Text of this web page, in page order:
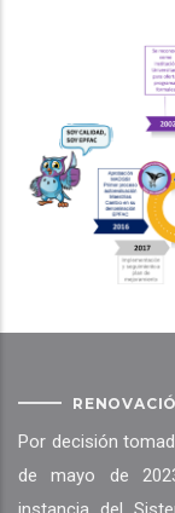
Por decisión
de mayo de